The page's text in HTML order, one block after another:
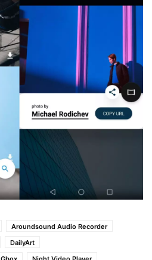
Aroundsound Audio Recorder
DailyArt